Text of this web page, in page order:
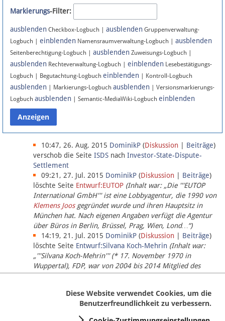
Bluesky
Facebook
Instagram
Anmelden
Datenschutz
Über Lobbypedia
Impressum
Markierungs-Filter:
ausblenden Checkbox-Logbuch | ausblenden Gruppenverwaltung-
Logbuch | einblenden Namensraumverwaltung-Logbuch | ausblenden
Seitenberechtigung-Logbuch | ausblenden Zuweisungs-Logbuch |
ausblenden Rechteverwaltung-Logbuch | einblenden Lesebestätigungs-
Logbuch | Begutachtung-Logbuch einblenden | Kontroll-Logbuch
ausblenden | Markierungs-Logbuch ausblenden | Versionsmarkierungs-
Logbuch ausblenden | Semantic-MediaWiki-Logbuch einblenden
10:47, 26. Aug. 2015 DominikP (Diskussion Beiträge)
verschob die Seite ISDS nach Investor-State-Dispute-
Settlement
09:21, 27. Jul. 2015 DominikP (Diskussion Beiträge)
löschte Seite Entwurf:EUTOP (Inhalt war: „Die '''EUTOP
International GmbH''' ist eine Lobbyagentur, die 1990 von
Klemens Joosgegründet wurde und ihren Hauptsitz in
München hat. Nach eigenen Angaben verfügt die Agentur
über Büros in Berlin, Brüssel, Prag, Wien, Lond…“)
14:19, 21. Jul. 2015 DominikP (Diskussion Beiträge)
löschte Seite Entwurf:Silvana Koch-Mehrin (Inhalt war:
„'''Silvana Koch-Mehrin''' (* 17. November 1970 in
Wuppertal), FDP, war von 2004 bis 2014 Mitglied des
Europäischen Parlaments, seit November 2014 ist sie für
Diese Website verwendet Cookies, um die
Benutzerfreundlichkeit zu verbessern.